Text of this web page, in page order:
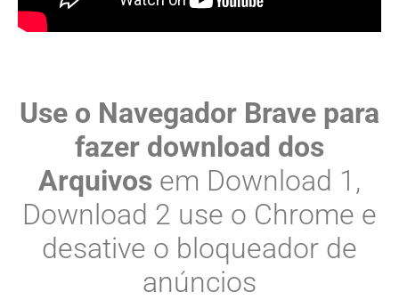
Use o Navegador Brave para
fazer download dos
Arquivos em Download 1,
Download 2 use o Chrome e
desative o bloqueador de
anúncios